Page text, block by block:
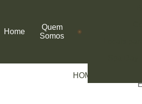
Home
Quem
Somos
HOME